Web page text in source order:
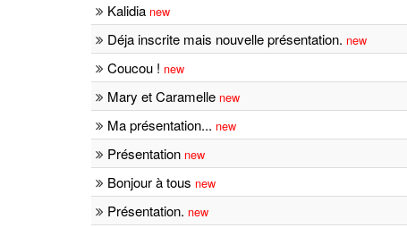
Kalidia new
Déja inscrite mais nouvelle présentation. new
Coucou ! new
Mary et Caramelle new
Ma présentation... new
Présentation new
Bonjour à tous new
Présentation. new